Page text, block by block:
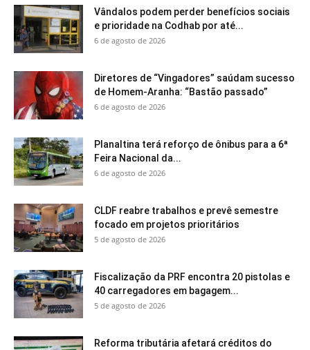
Vândalos podem perder benefícios sociais
e prioridade na Codhab por até...
6 de agosto de 2026
Diretores de “Vingadores” saúdam sucesso
de Homem-Aranha: “Bastão passado”
6 de agosto de 2026
Planaltina terá reforço de ônibus para a 6ª
Feira Nacional da...
6 de agosto de 2026
CLDF reabre trabalhos e prevê semestre
focado em projetos prioritários
5 de agosto de 2026
Fiscalização da PRF encontra 20 pistolas e
40 carregadores em bagagem...
5 de agosto de 2026
Reforma tributária afetará créditos do